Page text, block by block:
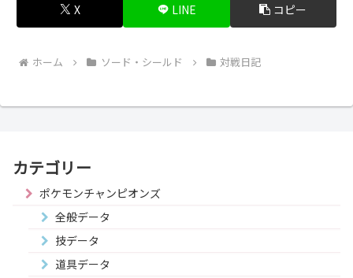
X LINE コピー
ホーム ソード・シールド 対戦日記
カテゴリー
ポケモンチャンピオンズ
全般データ
技データ
道具データ